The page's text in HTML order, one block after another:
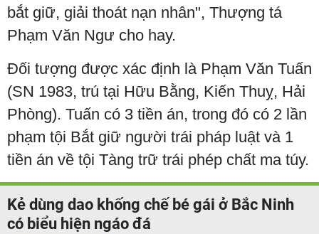
bắt giữ, giải thoát nạn nhân", Thượng tá
Phạm Văn Ngư cho hay.
Đối tượng được xác định là Phạm Văn Tuấn
(SN 1983, trú tại Hữu Bằng, Kiến Thuỵ, Hải
Phòng). Tuấn có 3 tiền án, trong đó có 2 lần
phạm tội Bắt giữ người trái pháp luật và 1
tiền án về tội Tàng trữ trái phép chất ma túy.
Kẻ dùng dao khống chế bé gái ở Bắc Ninh
có biểu hiện ngáo đá